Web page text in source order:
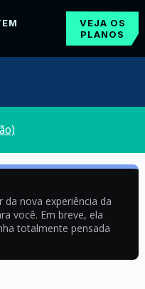
VEJA OS
PLANOS
nova experiência da
você. Em breve, ela
totalmente pensada